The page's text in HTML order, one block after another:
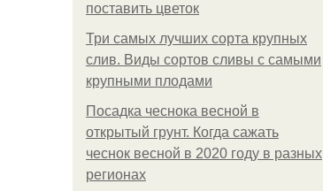
поставить цветок
Три самых лучших сорта крупных
слив. Виды сортов сливы с самыми
крупными плодами
Посадка чеснока весной в
открытый грунт. Когда сажать
чеснок весной в 2020 году в разных
регионах